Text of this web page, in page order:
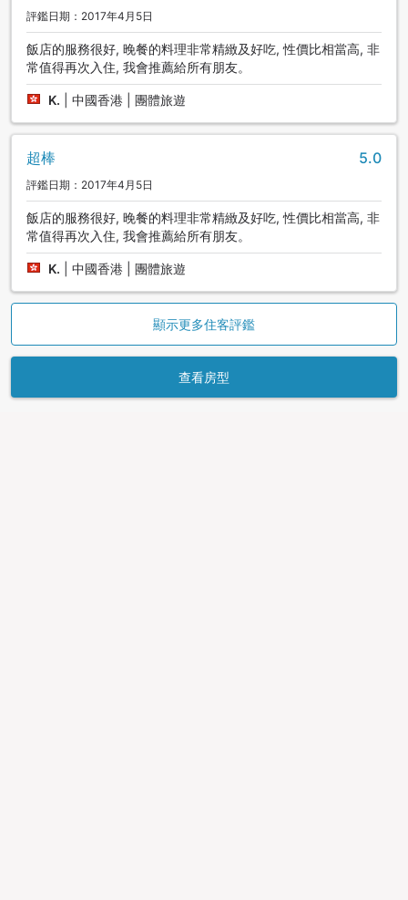
評鑑日期：2017年4月5日
飯店的服務很好, 晚餐的料理非常精緻及好吃, 性價比相當高, 非
常值得再次入住, 我會推薦給所有朋友。
K. 中國香港 | 團體旅遊
超棒 5.0
評鑑日期：2017年4月5日
飯店的服務很好, 晚餐的料理非常精緻及好吃, 性價比相當高, 非
常值得再次入住, 我會推薦給所有朋友。
K. 中國香港 | 團體旅遊
顯示更多住客評鑑
查看房型